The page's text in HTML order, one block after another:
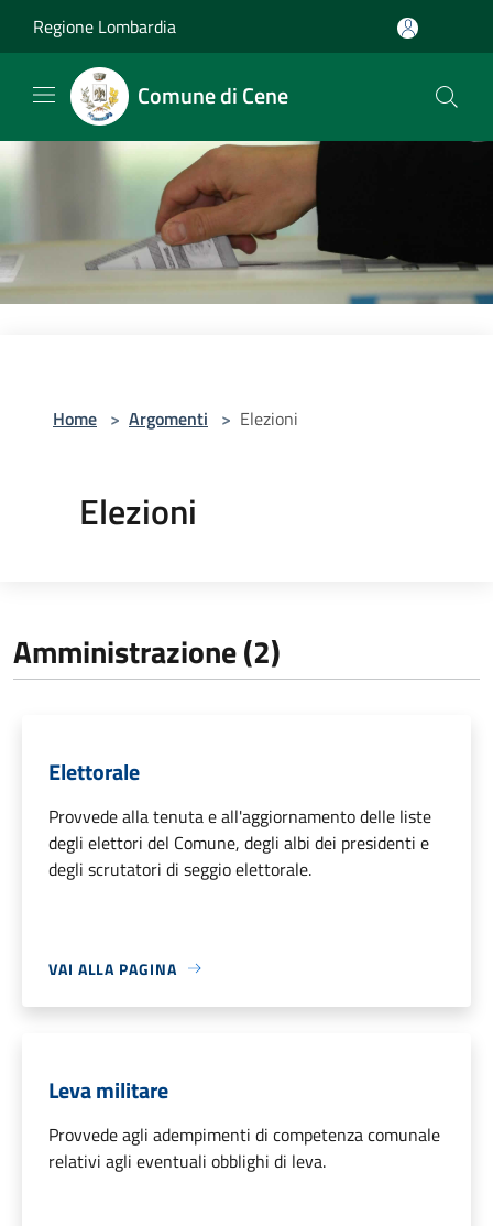
Regione Lombardia
Comune di Cene
Home > Argomenti > Elezioni
Elezioni
Amministrazione (2)
Elettorale
Provvede alla tenuta e all'aggiornamento delle liste
degli elettori del Comune, degli albi dei presidenti e
degli scrutatori di seggio elettorale.
VAI ALLA PAGINA
Leva militare
Provvede agli adempimenti di competenza comunale
relativi agli eventuali obblighi di leva.